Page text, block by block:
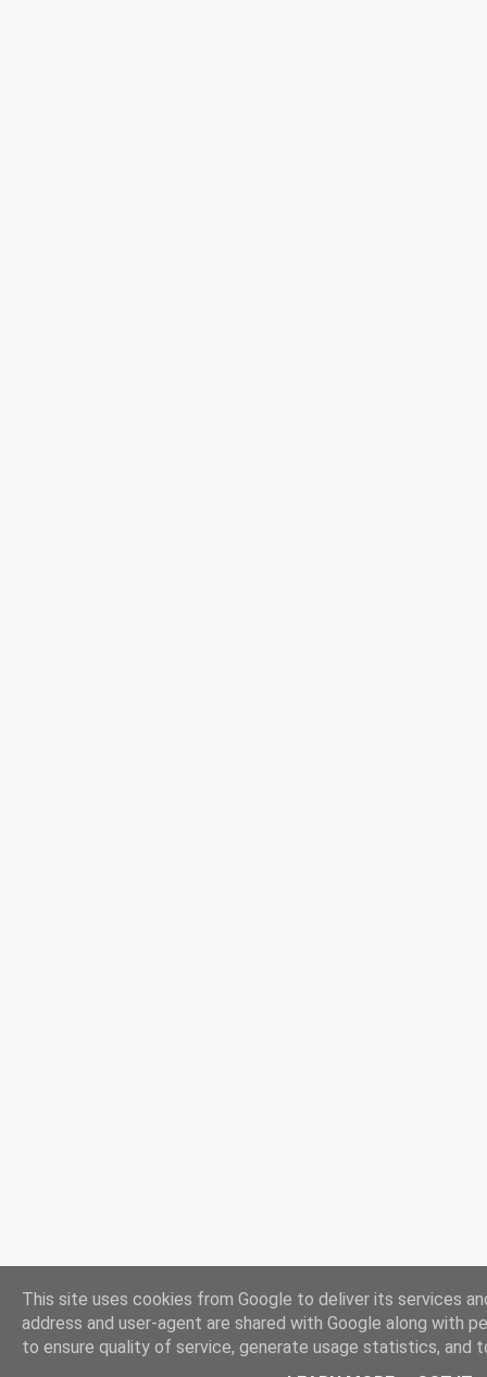
This site uses cookies from Google to deliver its services
address and user-agent are shared with Google along with
to ensure quality of service, generate usage statistics, and